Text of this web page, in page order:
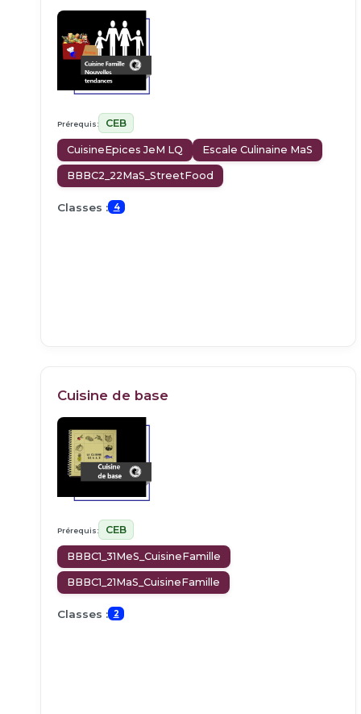
Prérequis: CEB
CuisineEpices JeM LQ Escale Culinaine MaS
BBBC2_22MaS_StreetFood
Classes : 4
Cuisine de base
Prérequis: CEB
BBBC1_31MeS_CuisineFamille
BBBC1_21MaS_CuisineFamille
Classes : 2